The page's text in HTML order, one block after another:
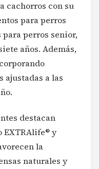
cachorros con su
para perros
para perros senior,
años. Además,
ajustadas a las
destacan
EXTRAlife® y
la
naturales y